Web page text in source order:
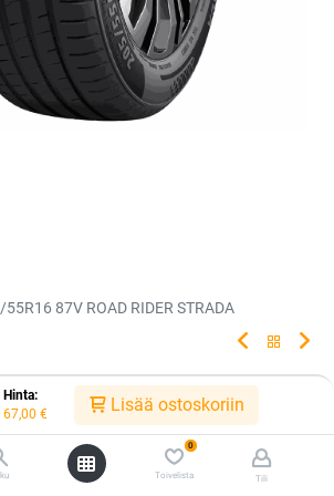
Hinta:
67,00 € Lisää ostoskoriin
0
Toivelista Tili
87V ROAD RIDER STRADA
ROAD RIDER